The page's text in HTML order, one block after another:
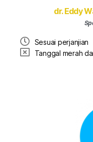
dr. Eddy
Sesuai perjanjian
Tanggal merah